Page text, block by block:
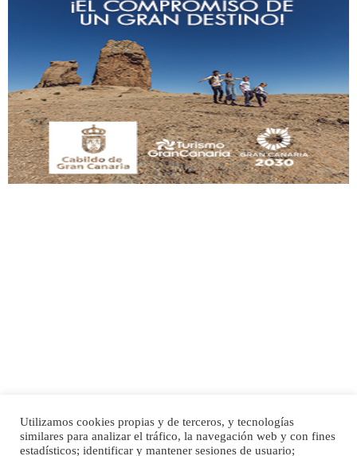
Gato manso encontrado
Este gato macho ha aparecido en la calle hace menos de un mes, es muy
manso y extremadamente cari...
Leales.org » Gran Canaria | 9.7.2025
SHIBA PERDIDO AVDA JOSE MESA Y LOPEZ
PERRO MACHO RAZA SHIBA CON MICROCHIP PERDIDO HOY 06/07/2025 ZONA
Utilizamos cookies propias y de terceros, y tecnologías
similares para analizar el tráfico, la navegación web y con fines
estadísticos; identificar y mantener sesiones de usuario;